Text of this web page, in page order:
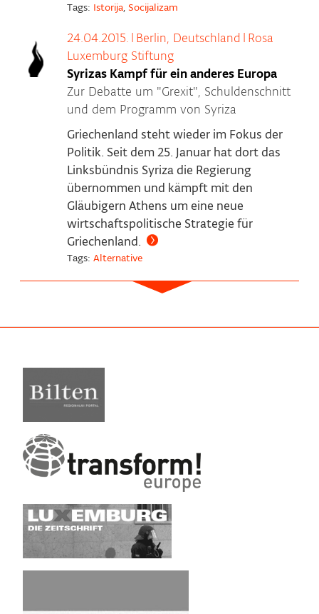
Tags: Istorija, Socijalizam
24.04.2015. | Berlin, Deutschland | Rosa
Luxemburg Stiftung
Syrizas Kampf für ein anderes Europa
Zur Debatte um "Grexit", Schuldenschnitt
und dem Programm von Syriza
Griechenland steht wieder im Fokus der
Politik. Seit dem 25. Januar hat dort das
Linksbündnis Syriza die Regierung
übernommen und kämpft mit den
Gläubigern Athens um eine neue
wirtschaftspolitische Strategie für
Griechenland.
Tags:Alternative